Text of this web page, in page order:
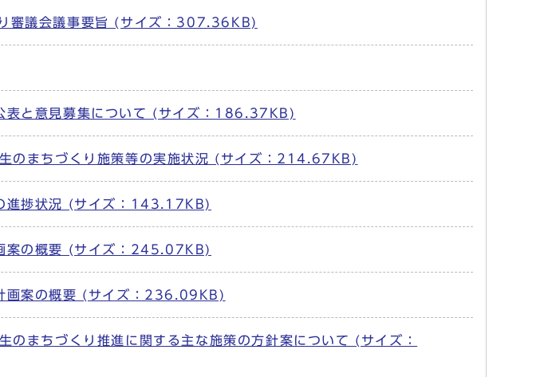
審議会議事要旨 (サイズ：307.36KB)
表と意見募集について (サイズ：186.37KB)
のまちづくり施策等の実施状況 (サイズ：214.67KB)
進捗状況 (サイズ：143.17KB)
案の概要 (サイズ：245.07KB)
画案の概要 (サイズ：236.09KB)
のまちづくり推進に関する主な施策の方針案について (サイズ：